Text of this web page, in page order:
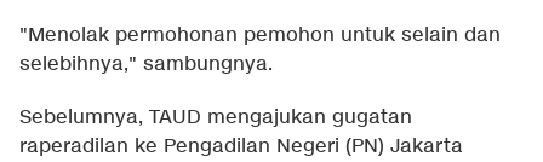
"Menolak permohonan pemohon untuk selain dan
selebihnya," sambungnya.
Sebelumnya, TAUD mengajukan gugatan
raperadilan ke Pengadilan Negeri (PN) Jakarta